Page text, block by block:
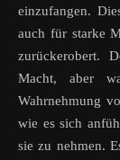
einzufangen.
auch für starke
zurückerobert.
Macht, aber
Wahrnehmung
wie es sich
sie zu nehmen.